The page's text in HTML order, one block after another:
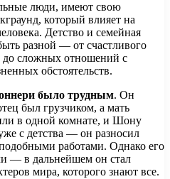
люди, имеют свою
который влияет на
Детство и семейная
разной — от счастливого
до сложных отношений с
обстоятельств.
было трудным. Он
был грузчиком, а мать
в одной комнате, и Шону
с детства — он разносил
работами. Однако его
— в дальнейшем он стал
мира, которого знают все.